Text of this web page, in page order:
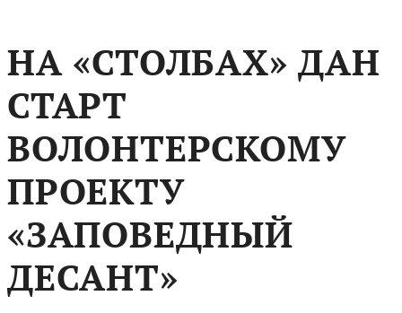
НА «СТОЛБАХ» ДАН
СТАРТ
ВОЛОНТЕРСКОМУ
ПРОЕКТУ
«ЗАПОВЕДНЫЙ
ДЕСАНТ»